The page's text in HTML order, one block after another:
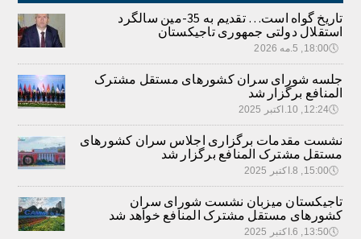
تاریخ گواه است… تقدیم به 35-مین سالگرد
استقلال دولتی جمهوری تاجیکستان
🕔18:00, 5.مه 2026
جلسه شورای سران کشورهای مستقل مشترک
المنافع برگزار شد
🕔12:24, 10.اکتبر 2025
نشست مقدمات برگزاری اجلاس سران کشورهای
مستقل مشترک المنافع برگزار شد
🕔15:00, 8.اکتبر 2025
تاجیکستان میزبان نشست شورای سران
کشورهای مستقل مشترک المنافع خواهد شد
🕔13:50, 6.اکتبر 2025